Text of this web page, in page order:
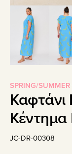
SPRING/
Κέντημα
JC-DR-00308